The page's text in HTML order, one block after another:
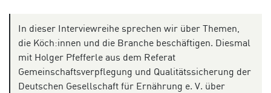
In dieser Interviewreihe sprechen wir über Themen,
die Köch:innen und die Branche beschäftigen. Diesmal
mit Holger Pfefferle aus dem Referat
Gemeinschaftsverpflegung und Qualitätssicherung der
Deutschen Gesellschaft für Ernährung e. V. über